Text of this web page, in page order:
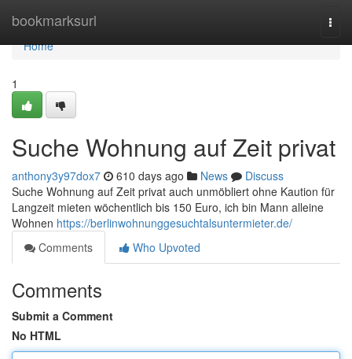
bookmarksurl
Home
Home
1
Suche Wohnung auf Zeit privat
anthony3y97dox7 610 days ago News
Discuss
Suche Wohnung auf Zeit privat auch unmöbliert ohne Kaution für
Langzeit mieten wöchentlich bis 150 Euro, ich bin Mann alleine
Wohnen https://berlinwohnunggesuchtalsuntermieter.de/
Comments
Who Upvoted
Comments
Submit a Comment
No HTML